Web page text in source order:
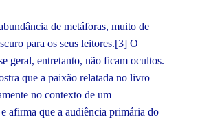
de metáforas, muito de
para os seus leitores.[3] O
geral, entretanto, não ficam ocultos.
que a paixão relatada no livro
no contexto de um
afirma que a audiência primária do